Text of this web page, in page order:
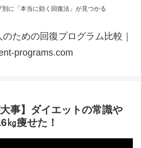
に「本当に効く回復法」が見つかる
ための回復プログラム比較｜
programs.com
大事】ダイエットの常識や
㎏痩せた！